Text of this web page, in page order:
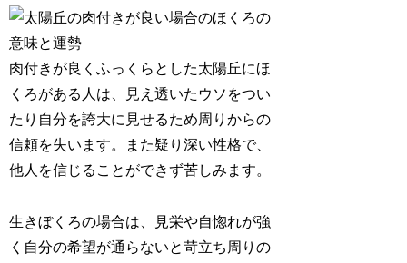
肉付きが良くふっくらとした太陽丘にほ
くろがある人は、
見え透いたウソをつい
たり自分を誇大に見せるため周りからの
信頼を失います。また疑り深い性格で、
他人を信じることができず苦しみます。
生きぼくろの場合は、見栄や自惚れが強
く自分の希望が通らないと苛立ち周りの